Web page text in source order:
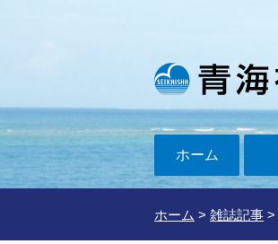
ホーム
ホーム > 雑誌記事 >